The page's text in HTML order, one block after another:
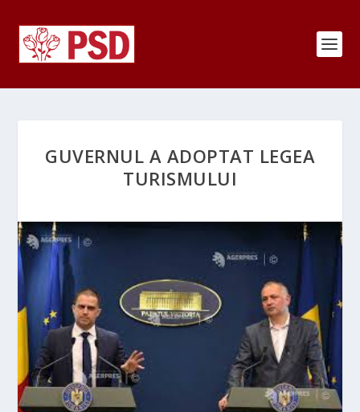
GUVERNUL A ADOPTAT LEGEA
TURISMULUI